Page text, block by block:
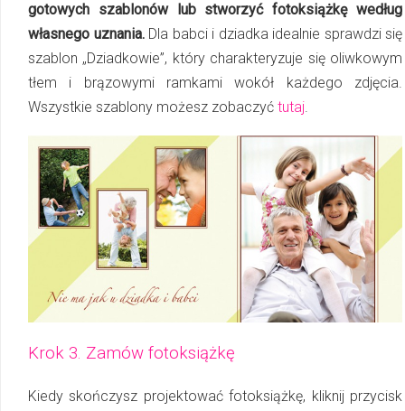
go­to­wych szablonów lub stworzyć fotoksiążkę według
własnego uznania.Dla babci i dziadka idealnie sprawdzi się
szablon „Dziadkowie”, który charakteryzuje się oliwkowym
tłem i brązowymi ramkami wokół każdego zdjęcia.
Wszystkie szablony możesz zobaczyć tutaj.
Krok 3. Zamów fotoksiążkę
Kiedy skończysz projektować fotoksiążkę, kliknij przycisk